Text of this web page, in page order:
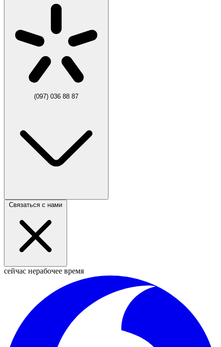
(097) 036 88 87
Связаться с нами
сейчас нерабочее время